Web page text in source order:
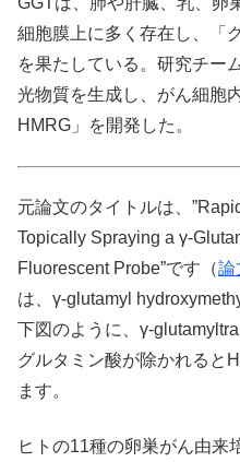
細胞膜上に多く存在し、「
を果たしている。研究チー
光物質を生成し、がん細胞
HMRG」を開発した。
元論文のタイトルは、
Topically Spraying a γ-
Fluorescent Probe”です（論
は、γ-glutamyl
下図のように、γ-
グルタミン酸が除かれると
ます。
ヒトの11種の卵巣がん由来